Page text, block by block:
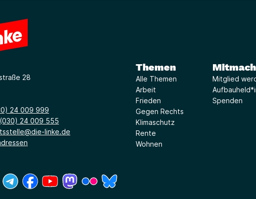
28
24 009 999
(030) 24 009 555
linke.de
ein neues Fenster)
ein neues Fenster)
(Link öffnet ein neues Fenster)
(Link öffnet ein neues Fenster)
(Link öffnet ein neues Fenster)
(Link öffnet ein neues Fenster)
(Link öffnet ein neues Fenster)
(Link öffnet ein neues Fenster)
Themen
Alle Themen
Arbeit
Frieden
Gegen Rechts
Klimaschutz
Rente
Wohnen
Mitglied
Spenden